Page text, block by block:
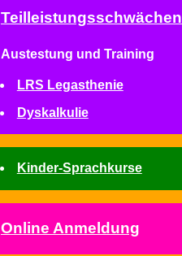
Teilleistungsschwächen
Austestung und Training
LRS Legasthenie
Dyskalkulie
Kinder-Sprachkurse
Online Anmeldung